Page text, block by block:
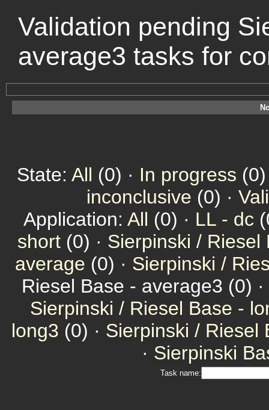
Validation pending
average3 tasks for
State: All (0) · In progress
inconclusive (0) ·
Application: All (0) · LL - dc
short (0) · Sierpinski / Riesel
average (0) · Sierpinski /
Riesel Base - average3 (0) ·
Sierpinski / Riesel Base -
long3 (0) · Sierpinski / Riesel
· Sierpinski
Task name: